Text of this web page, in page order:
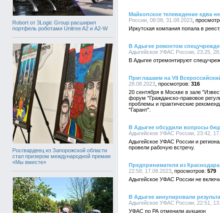
Robort от 3Logic Group расширил
портфель роботами Unitree A2 и A2-W
Росгвардеец из Запорожской области
стал призером международной премии
«Мы вместе»
Майкопское телевидение едва
России, 08:08, 31.08.2023
Иркутская компания попала в
В Адыгее ремонтом
Адыгейское УФАС России, 23:25,
В Адыгее отремонтируют
Приглашаем на VII
28.08.2023
316
20 сентября в Москве в зале
форум "Гражданско-правовое
проблемы и практические
"Гарант".
В Адыгее обсудили вопросы
Адыгейское УФАС России, 23:42,
Адыгейское УФАС России и
провели рабочую встречу.
Предпринимателя из
22:58, 17.08.2023
579
Адыгейское УФАС России не
В Адыгее аннулировали
Адыгейское УФАС России, 22:51,
УФАС по РА отменили аукцион